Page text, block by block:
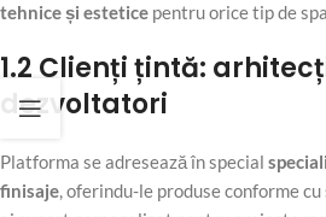
tehnice și estetice pentru orice tip de
1.2 Clienți țintă:
dezvoltatori
Platforma se adresează în special
finisaje, oferindu-le produse conforme